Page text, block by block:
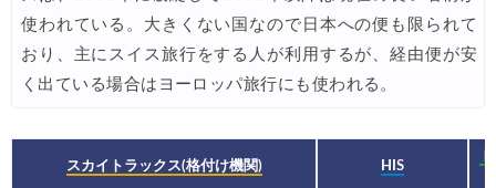
JTB) 海外ツアー(10代) 最大28,000円OFFクーポン
07/21 エアトリ) 航空券+ホテル 最大30,000円OFFクーポン
Trip.com) ベトナム旅 最大50%OFFセール
使われている。大きくない国なので日本への便も限られて
おり、主にスイス旅行をする人が利用するが、経由便が安
く出ている場合はヨーロッパ旅行にも使われる。
スカイトラックス(格付け機関) HIS